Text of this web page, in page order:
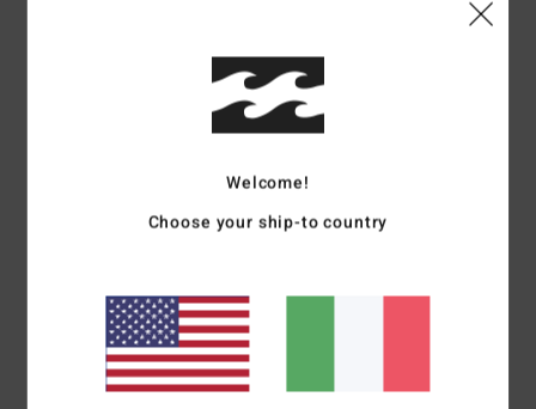
5/5
Molto comodo da indossare
: 5/5 Colore: 5/5
4
Welcome!
Choose your ship-to country